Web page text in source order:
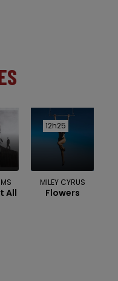
All
12h25
12h25
MILEY CYRUS
Flowers